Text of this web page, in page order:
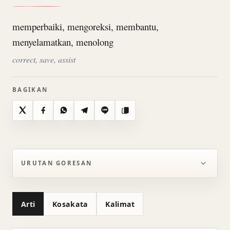
memperbaiki, mengoreksi, membantu,
menyelamatkan, menolong
correct, save, assist
BAGIKAN
X FacebookWhatsAppTelegramLine Salin
URUTAN GORESAN
Arti Kosakata Kalimat